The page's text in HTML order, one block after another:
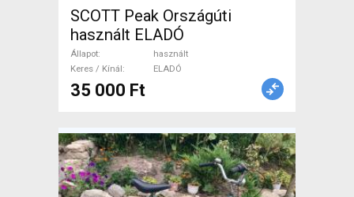
SCOTT Peak Országúti
használt ELADÓ
Állapot
használt
Keres / Kínál
ELADÓ
35 000 Ft